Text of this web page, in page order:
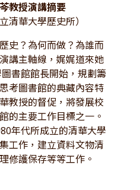
教授演講摘要
清華大學歷史所）
史？為何而做？為誰而
講主軸線，娓娓道來她
書館館長開始，規劃籌
考圖書館的典藏內容特
教授的督促，將發展校
的主要工作目標之一。
年代所成立的清華大學
工作，建立資料文物清
修護保存等等工作。